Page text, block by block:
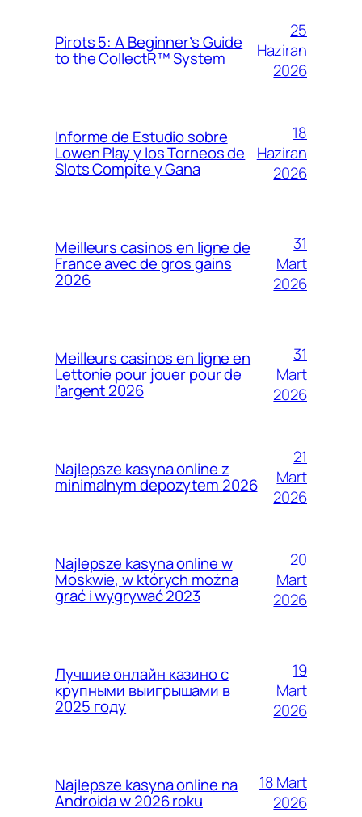
Pirots 5: A Beginner’s Guide
to the CollectR™ System
25
Haziran
2026
Informe de Estudio sobre
Lowen Play y los Torneos de
Slots Compite y Gana
18
Haziran
2026
Meilleurs casinos en ligne de
France avec de gros gains
2026
31
Mart
2026
Meilleurs casinos en ligne en
Lettonie pour jouer pour de
l’argent 2026
31
Mart
2026
Najlepsze kasyna online z
minimalnym depozytem 2026
21
Mart
2026
Najlepsze kasyna online w
Moskwie, w których można
grać i wygrywać 2023
20
Mart
2026
Лучшие онлайн казино с
крупными выигрышами в
2025 году
19
Mart
2026
Najlepsze kasyna online na
Androida w 2026 roku
18 Mart
2026